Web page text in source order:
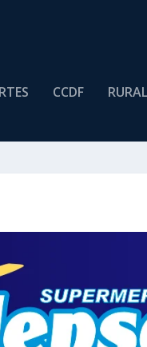
CCDF RURAL